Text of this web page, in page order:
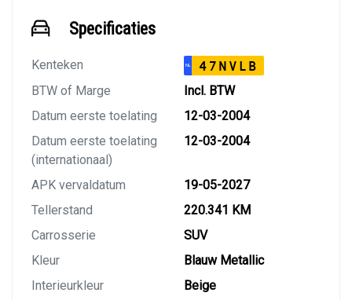
Specificaties
Kenteken NL 47NVLB
BTW of Marge
Incl. BTW
Datum eerste toelating
12-03-2004
Datum eerste toelating
(internationaal)
12-03-2004
APK vervaldatum
19-05-2027
Tellerstand
220.341 KM
Carrosserie
SUV
Kleur
Blauw Metallic
Interieurkleur
Beige